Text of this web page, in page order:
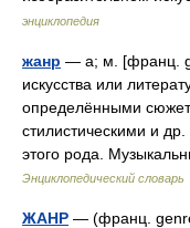
энциклопедия
жанр — а; м. [франц.
искусства или
определёнными
стилистическими и
этого рода.
Энциклопедический словарь
ЖАНР — (франц.